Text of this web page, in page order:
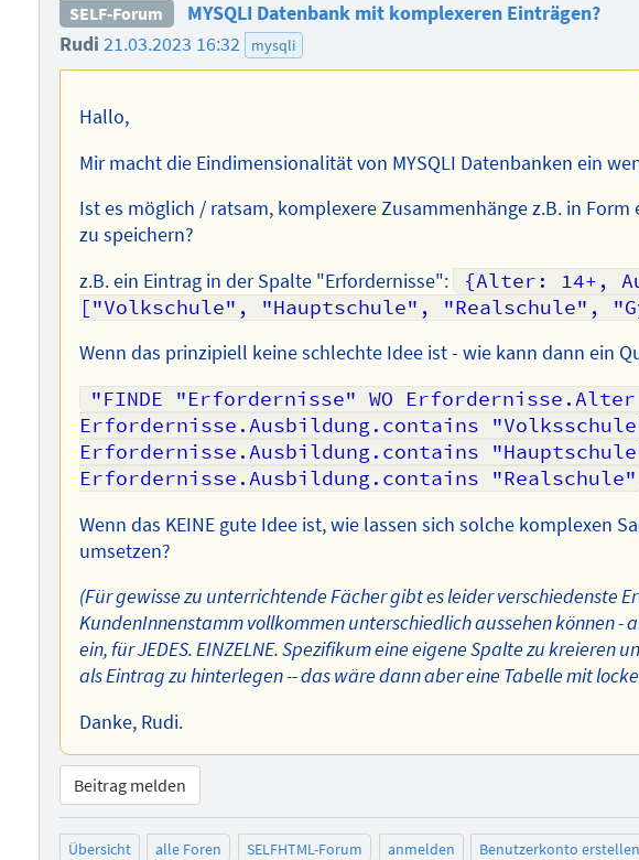
SELF-Forum
MYSQLI Datenbank mit komplexeren Einträgen?
Rudi 21.03.2023 16:32 mysqli
Hallo,
Mir macht die Eindimensionalität von MYSQLI Datenbanken ein
Ist es möglich / ratsam, komplexere Zusammenhänge z.B. in Form
zu speichern?
z.B. ein Eintrag in der Spalte "Erfordernisse":
{Alter: 14+,
["Volkschule", "Hauptschule", "Realschule",
Wenn das prinzipiell keine schlechte Idee ist - wie kann dann ein
"FINDE "Erfordernisse" WO Erfordernisse.Alter
Erfordernisse.Ausbildung.contains "Volksschule"
Erfordernisse.Ausbildung.contains "Hauptschule"
Erfordernisse.Ausbildung.contains "Realschule"
Wenn das KEINE gute Idee ist, wie lassen sich solche komplexen
umsetzen?
(Für gewisse zu unterrichtende Fächer gibt es leider verschiedenste
KundenInnenstamm vollkommen unterschiedlich aussehen können -
ein, für JEDES. EINZELNE. Spezifikum eine eigene Spalte zu kreieren
als Eintrag zu hinterlegen -- das wäre dann aber eine Tabelle mit
Danke, Rudi.
Beitrag melden
Übersicht alle Foren SELFHTML-Forum anmelden Benutzerkonto erstellen